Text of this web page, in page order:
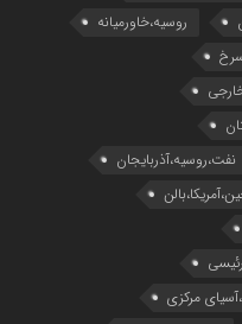
روسیه،خاورمیانه
نفت،روسیه،آذربایجان
مرکزی